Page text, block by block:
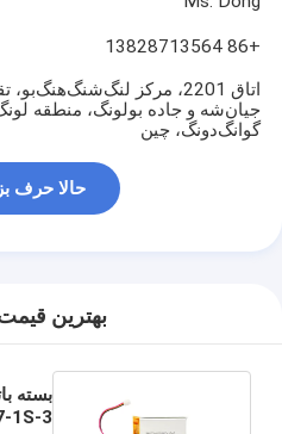
+86 13828713564
اتاق 2201، مرکز
جیان‌شه و جاده بولونگ، منطقه
گوانگ‌دونگ، چین
حالا حرف
بهترين
بسته